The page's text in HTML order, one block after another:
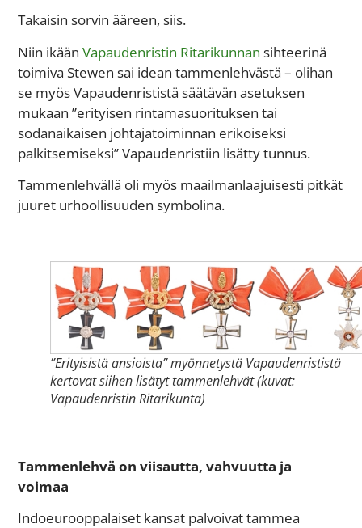
Takaisin sorvin ääreen, siis.
Niin ikäänVapaudenristin Ritarikunnan sihteerinä
toimiva Stewen sai idean tammenlehvästä – olihan
se myös Vapaudenrististä säätävän asetuksen
mukaan ”erityisen rintamasuorituksen tai
sodanaikaisen johtajatoiminnan erikoiseksi
palkitsemiseksi” Vapaudenristiin lisätty tunnus.
Tammenlehvällä oli myös maailmanlaajuisesti pitkät
juuret urhoollisuuden symbolina.
”Erityisistä ansioista” myönnetystä Vapaudenrististä
kertovat siihen lisätyt tammenlehvät (kuvat:
Vapaudenristin Ritarikunta)
Tammenlehvä on viisautta, vahvuutta ja
voimaa
Indoeurooppalaiset kansat palvoivat tammea